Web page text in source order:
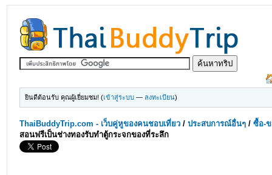
ยินดีต้อนรับ คุณผู้เยี่ยมชม! (เข้าสู่ระบบ — ลงทะเบียน)
ThaiBuddyTrip.com - เว็บคู่หูของคนชอบเที่ยว /ประสบการณ์อื่นๆ /ซื้อ-ข
สอนฟรีเป็นช่างทองรับทำตู้กระจกของที่ระลึก